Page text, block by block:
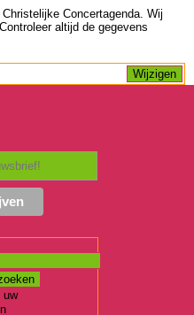
Concertagenda. Wij
altijd de gegevens
uw